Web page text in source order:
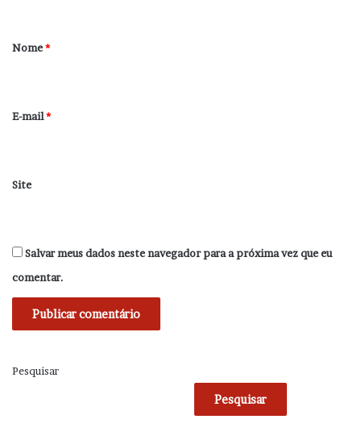
r
*
Nome*
E-mail*
Site
Salvar meus dados neste navegador para a próxima vez que eu
comentar.
Pesquisar
Pesquisar